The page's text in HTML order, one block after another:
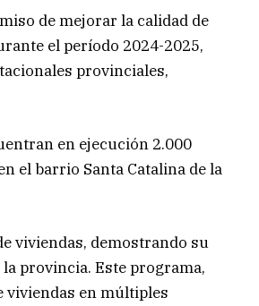
de mejorar la calidad de
el período 2024-2025,
provinciales,
en ejecución 2.000
el barrio Santa Catalina de la
viviendas, demostrando su
provincia. Este programa,
en múltiples